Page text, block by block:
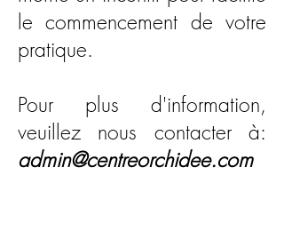
le commencement de votre
pratique.
Pour plus d'information,
veuillez nous contacter à:
admin@centreorchidee.com